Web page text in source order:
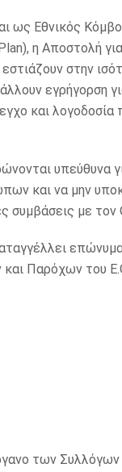
Εθνικός
η Αποστολή
στην
εγρήγορση
και
υπεύθυνα
και να μην
συμβάσεις με τον
Παρόχων του
των